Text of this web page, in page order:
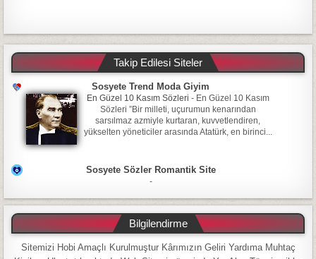
Takip Edilesi Siteler
Sosyete Trend Moda Giyim
En Güzel 10 Kasım Sözleri - En Güzel 10 Kasım
Sözleri ”Bir milleti, uçurumun kenarından
sarsılmaz azmiyle kurtaran, kuvvetlendiren,
yükselten yöneticiler arasında Atatürk, en birinci...
Sosyete Sözler Romantik Site
-
Bilgilendirme
Sitemizi Hobi Amaçlı Kurulmuştur Kârımızın Geliri Yardıma Muhtaç